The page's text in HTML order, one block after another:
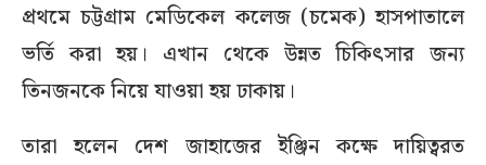
প্রথমে চট্টগ্রাম মেডিকেল কলেজ (চমেক) হাসপাতালে
ভর্তি করা হয়। এখান থেকে উন্নত চিকিৎসার জন্য
তিনজনকে নিয়ে যাওয়া হয় ঢাকায়।
তারা হলেন দেশ জাহাজের ইঞ্জিন কক্ষে দায়িত্বরত